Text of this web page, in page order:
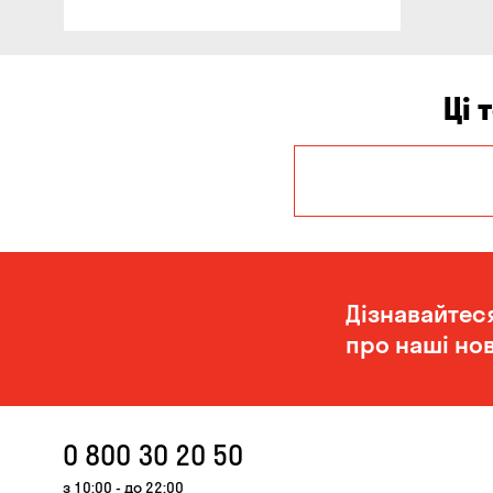
Ці
Миколаїв
про наші
0 800 30 20 50
з 10:00 - до 22:00